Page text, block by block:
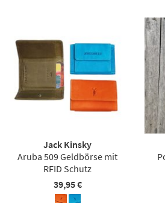
Jack Kinsky
Aruba 509 Geldbörse mit
RFID Schutz
39,95 €